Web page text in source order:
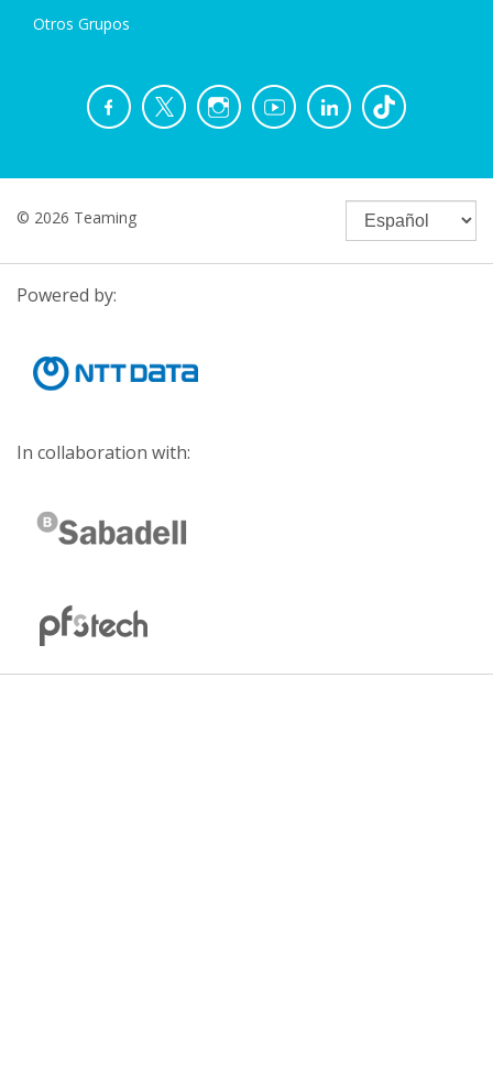
Otros Grupos
© 2026 Teaming
Powered by:
In collaboration with: